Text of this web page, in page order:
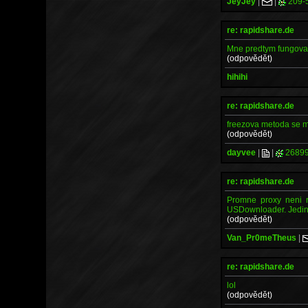
re: rapidshare.de
Mne predtym
(odpovědět)
hihihi
re: rapidshare.de
freezova metoda se
(odpovědět)
dayvee | |
re: rapidshare.de
Promne proxy neni
USDownloader.
(odpovědět)
Van_Pr0meTheus |
re: rapidshare.de
lol
(odpovědět)